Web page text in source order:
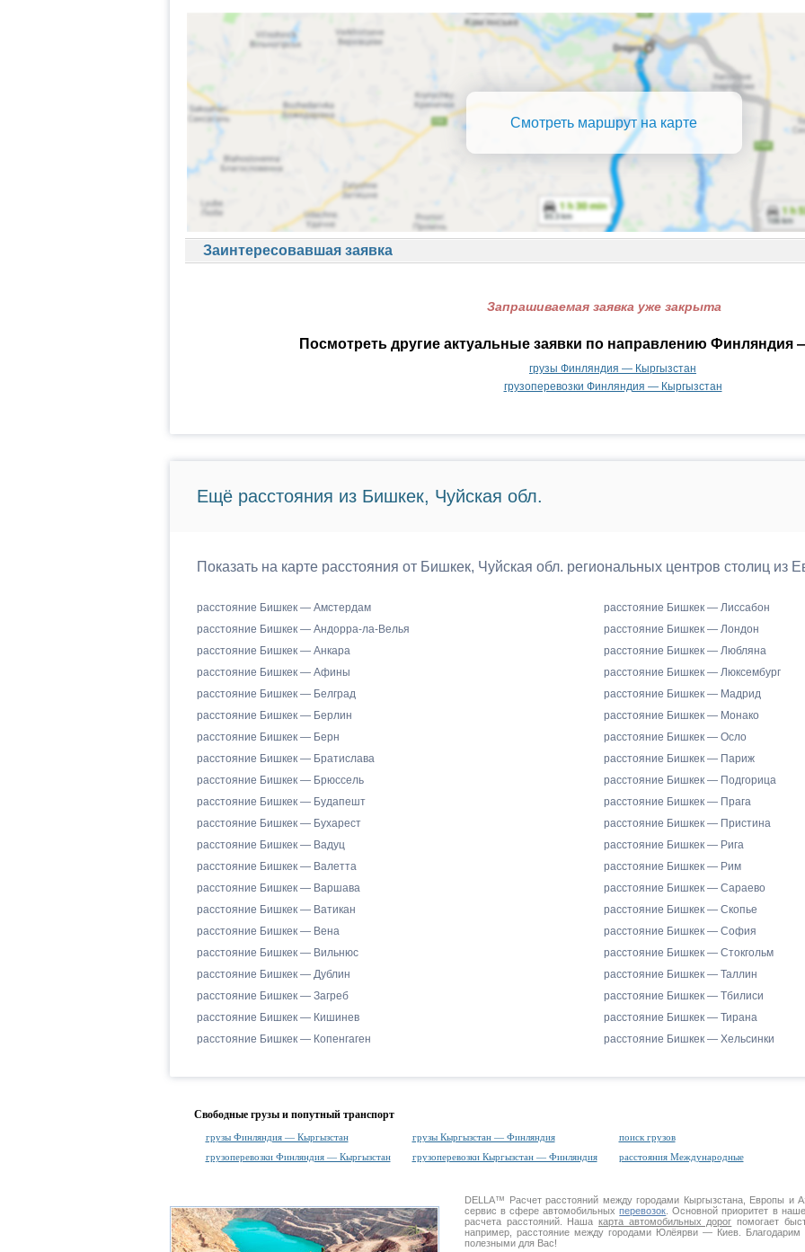
Смотреть маршрут на карте
Заинтересовавшая заявка
Запрашиваемая заявка уже закрыта
Посмотреть другие актуальные заявки по направлению Финляндия
грузы Финляндия — Кыргызстан
грузоперевозки Финляндия — Кыргызстан
Ещё расстояния из Бишкек, Чуйская обл.
Показать на карте расстояния от Бишкек, Чуйская обл. региональных центров столиц из
расстояние Бишкек — Амстердам
расстояние Бишкек — Андорра-ла-Велья
расстояние Бишкек — Анкара
расстояние Бишкек — Афины
расстояние Бишкек — Белград
расстояние Бишкек — Берлин
расстояние Бишкек — Берн
расстояние Бишкек — Братислава
расстояние Бишкек — Брюссель
расстояние Бишкек — Будапешт
расстояние Бишкек — Бухарест
расстояние Бишкек — Вадуц
расстояние Бишкек — Валетта
расстояние Бишкек — Варшава
расстояние Бишкек — Ватикан
расстояние Бишкек — Вена
расстояние Бишкек — Вильнюс
расстояние Бишкек — Дублин
расстояние Бишкек — Загреб
расстояние Бишкек — Кишинев
расстояние Бишкек — Копенгаген
расстояние Бишкек — Лиссабон
расстояние Бишкек — Лондон
расстояние Бишкек — Любляна
расстояние Бишкек — Люксембург
расстояние Бишкек — Мадрид
расстояние Бишкек — Монако
расстояние Бишкек — Осло
расстояние Бишкек — Париж
расстояние Бишкек — Подгорица
расстояние Бишкек — Прага
расстояние Бишкек — Пристина
расстояние Бишкек — Рига
расстояние Бишкек — Рим
расстояние Бишкек — Сараево
расстояние Бишкек — Скопье
расстояние Бишкек — София
расстояние Бишкек — Стокгольм
расстояние Бишкек — Таллин
расстояние Бишкек — Тбилиси
расстояние Бишкек — Тирана
расстояние Бишкек — Хельсинки
Свободные грузы и попутный транспорт
грузы Финляндия — Кыргызстан грузы Кыргызстан — Финляндия
поиск грузов
грузоперевозки Финляндия — Кыргызстан
грузоперевозки Кыргызстан — Финляндия расстояния Международные
DELLA™ Расчет расстояний между городами Кыргызстана, Европы и
сервис в сфере автомобильныхперевозок . Основной приоритет в
расчета расстояний. Наша карта автомобильных дорог помогает
например, расстояние между городами Юлёярви — Киев.
полезными для Вас!